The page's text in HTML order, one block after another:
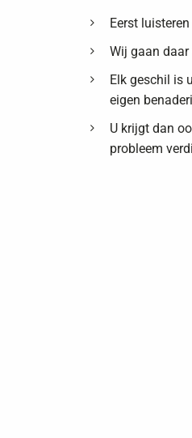
Eerst
Wij gaan
Elk geschil is
eigen
U krijgt dan
probleem